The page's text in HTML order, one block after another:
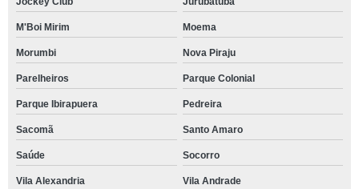
M'Boi Mirim Moema
Morumbi Nova Piraju
Parelheiros Parque Colonial
Parque Ibirapuera Pedreira
Sacomã Santo Amaro
Saúde Socorro
Vila Alexandria Vila Andrade